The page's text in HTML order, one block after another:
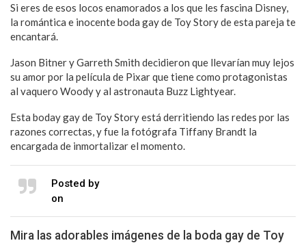
Si eres de esos locos enamorados a los que les fascina Disney,
la romántica e inocente boda gay de Toy Story de esta pareja te
encantará.
Jason Bitner y Garreth Smith decidieron que llevarían muy lejos
su amor por la película de Pixar que tiene como protagonistas
al vaquero Woody y al astronauta Buzz Lightyear.
Esta boday gay de Toy Story está derritiendo las redes por las
razones correctas, y fue la fotógrafa Tiffany Brandt la
encargada de inmortalizar el momento.
Posted by
on
Mira las adorables imágenes de la boda gay de Toy